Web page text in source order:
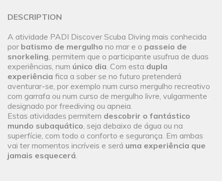
DESCRIPTION
A atividade PADI Discover Scuba Diving mais conhecida
por batismo de mergulho no mar e o passeio de
snorkeling, permitem que o participante usufrua de duas
experiências, num único dia. Com esta dupla
experiência fica a saber se no futuro pretenderá
aventurar-se, por exemplo num curso mergulho recreativo
com garrafa ou num curso de mergulho livre, vulgarmente
designado por freediving ou apneia.
Estas atividades permitem descobrir o fantástico
mundo subaquático, seja debaixo de água ou na
superfície, com todo o conforto e segurança. Em ambas
vai ter momentos incríveis e será uma experiência que
jamais esquecerá.